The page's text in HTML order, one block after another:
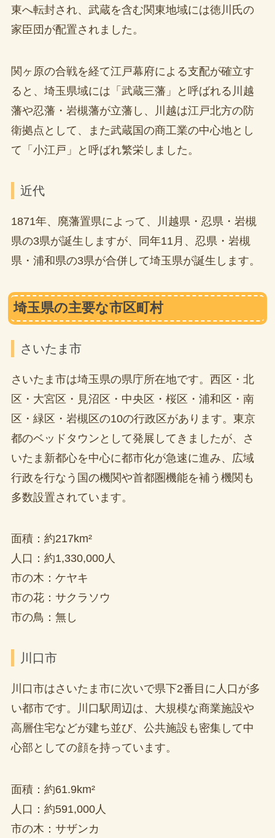
東へ転封され、武蔵を含む関東地域には徳川氏の
家臣団が配置されました。
関ヶ原の合戦を経て江戸幕府による支配が確立す
ると、埼玉県域には「武蔵三藩」と呼ばれる川越
藩や忍藩・岩槻藩が立藩し、川越は江戸北方の防
衛拠点として、また武蔵国の商工業の中心地とし
て「小江戸」と呼ばれ繁栄しました。
近代
1871年、廃藩置県によって、川越県・忍県・岩槻
県の3県が誕生しますが、同年11月、忍県・岩槻
県・浦和県の3県が合併して埼玉県が誕生します。
埼玉県の主要な市区町村
さいたま市
さいたま市は埼玉県の県庁所在地です。西区・北
区・大宮区・見沼区・中央区・桜区・浦和区・南
区・緑区・岩槻区の10の行政区があります。東京
都のベッドタウンとして発展してきましたが、さ
いたま新都心を中心に都市化が急速に進み、広域
行政を行なう国の機関や首都圏機能を補う機関も
多数設置されています。
面積：約217km²
人口：約1,330,000人
市の木：ケヤキ
市の花：サクラソウ
市の鳥：無し
川口市
川口市はさいたま市に次いで県下2番目に人口が多
い都市です。川口駅周辺は、大規模な商業施設や
高層住宅などが建ち並び、公共施設も密集して中
心部としての顔を持っています。
面積：約61.9km²
人口：約591,000人
市の木：サザンカ